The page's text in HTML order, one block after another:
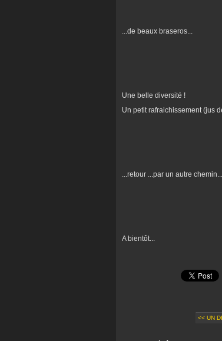
...de beaux braseros...
Une belle diversité !
Un petit rafraichissement (jus
...retour ...par un autre chemin...
A bientôt...
<< UN